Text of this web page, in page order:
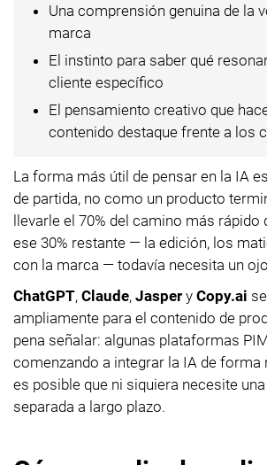
Una comprensión genuina de la
marca
El instinto para saber qué
cliente específico
El pensamiento creativo que
contenido destaque frente a los
La forma más útil de pensar en la IA
de partida, no como un producto
llevarle el 70% del camino más rápido
ese 30% restante — la edición, los
con la marca — todavía necesita un
ChatGPT, Claude, Jasper y Copy.ai
ampliamente para el contenido de
pena señalar: algunas plataformas
comenzando a integrar la IA de forma
es posible que ni siquiera necesite
separada a largo plazo.